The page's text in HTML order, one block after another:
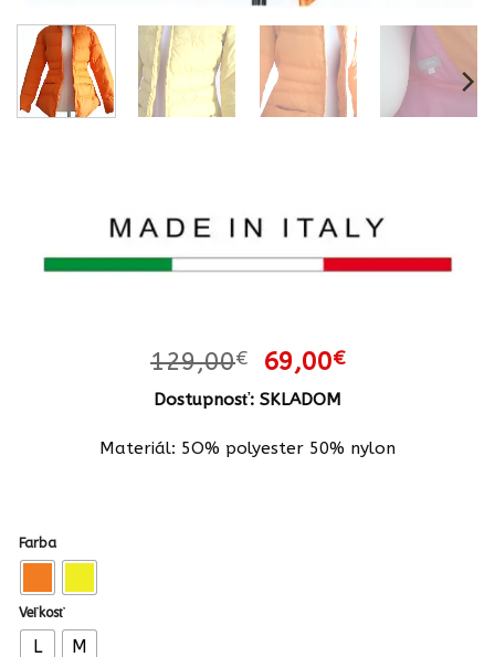
129,00€
Pôvodná
cena
bola:
129,00€.
69,00€Aktuálna
69,00€.
Dostupnosť: SKLADOM
Materiál: 5O% polyester 50% nylon
Farba
Veľkosť
L M